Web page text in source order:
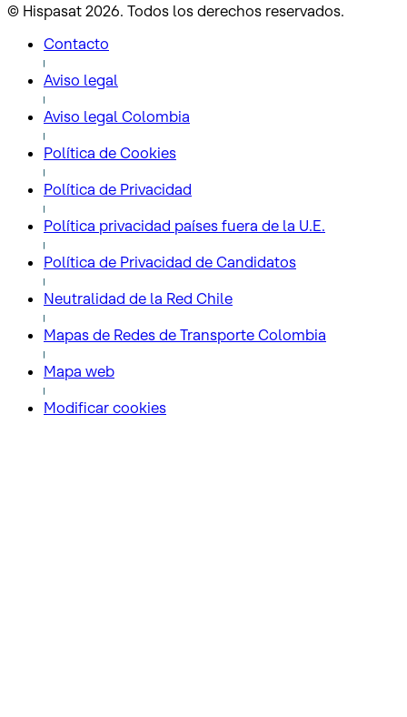
© Hispasat 2026. Todos los derechos reservados.
Contacto
Aviso legal
Aviso legal Colombia
Política de Cookies
Política de Privacidad
Política privacidad países fuera de la U.E.
Política de Privacidad de Candidatos
Neutralidad de la Red Chile
Mapas de Redes de Transporte Colombia
Mapa web
Modificar cookies